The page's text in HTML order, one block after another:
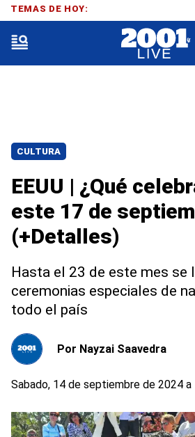
CULTURA
EEUU | ¿Qué
este 17 de
(+Detalles)
Hasta el 23 de este mes se
ceremonias especiales de
todo el país
Por Nayzai Saavedra
Sabado, 14 de septiembre de 2024 a
TEMAS DE HOY: